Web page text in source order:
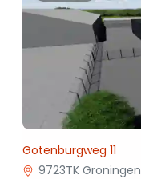
Gotenburgweg 11
9723TK Groningen